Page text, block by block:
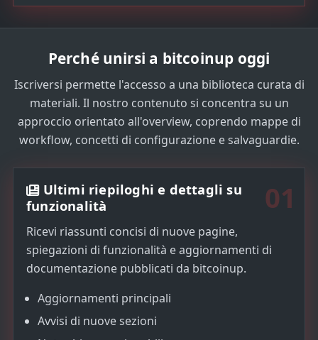
a
t
+
1
Perché unirsi a bitcoinup oggi
Iscriversi permette l'accesso a una biblioteca curata di
materiali. Il nostro contenuto si concentra su un
approccio orientato all'overview, coprendo mappe di
workflow, concetti di configurazione e salvaguardie.
01
Ultimi riepiloghi e dettagli su
funzionalità
Ricevi riassunti concisi di nuove pagine,
spiegazioni di funzionalità e aggiornamenti di
documentazione pubblicati da bitcoinup.
Aggiornamenti principali
Avvisi di nuove sezioni